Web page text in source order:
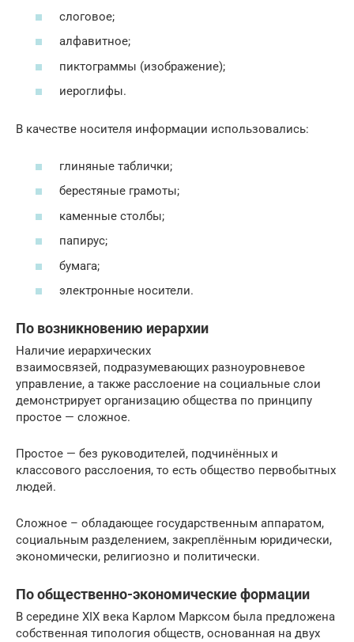
слоговое;
алфавитное;
пиктограммы (изображение);
иероглифы.
В качестве носителя информации использовались:
глиняные таблички;
берестяные грамоты;
каменные столбы;
папирус;
бумага;
электронные носители.
По возникновению иерархии
Наличие иерархических
взаимосвязей, подразумевающих разноуровневое
управление, а также расслоение на социальные слои
демонстрирует организацию общества по принципу
простое — сложное.
Простое — без руководителей, подчинённых и
классового расслоения, то есть общество первобытных
людей.
Сложное – обладающее государственным аппаратом,
социальным разделением, закреплённым юридически,
экономически, религиозно и политически.
По общественно-экономические формации
В середине XIX века Карлом Марксом была предложена
собственная типология обществ, основанная на двух